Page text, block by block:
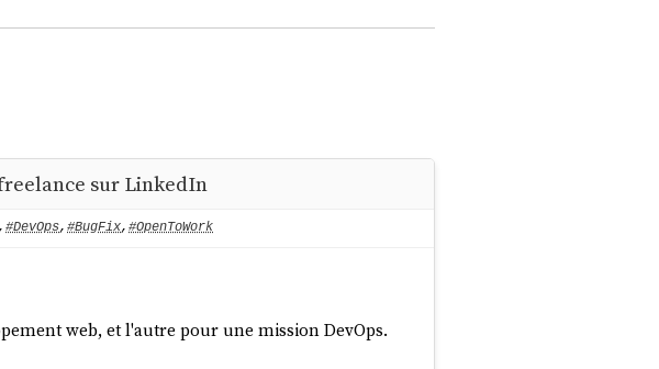
sur LinkedIn
, #DevOps, #BugFix, #OpenToWork
web, et l'autre pour une mission DevOps.